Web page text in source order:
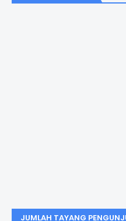
JUMLAH TAYANG